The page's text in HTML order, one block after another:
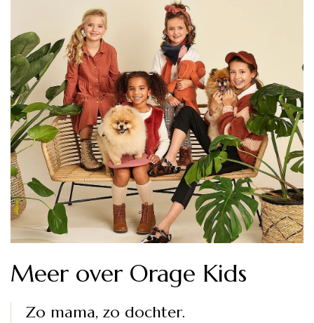
Meer over Orage Kids
Zo mama, zo dochter.